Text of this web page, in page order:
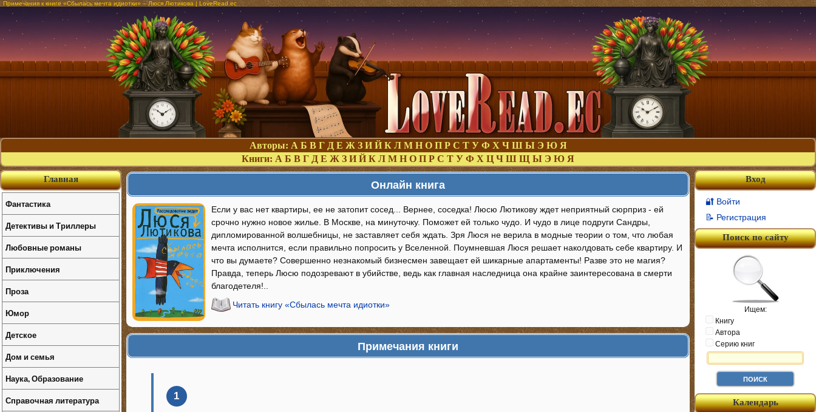
Примечания к книге «Сбылась мечта идиотки» – Люся Лютикова | LoveRead.ec
Авторы: А Б В Г Д Е Ж З И Й К Л М Н О П Р С Т У Ф Х Ч Ш Ы Э Ю Я
Книги: А Б В Г Д Е Ж З И Й К Л М Н О П Р С Т У Ф Х Ц Ч Ш Щ Ы Э Ю Я
Онлайн книга
Если у вас нет квартиры, ее не затопит сосед... Вернее, соседка! Люсю Лютикову ждет неприятный сюрприз - ей
срочно нужно новое жилье. В Москве, на минуточку. Поможет ей только чудо. И чудо в лице подруги Сандры,
дипломированной волшебницы, не заставляет себя ждать. Зря Люся не верила в модные теории о том, что любая
мечта исполнится, если правильно попросить у Вселенной. Поумневшая Люся решает наколдовать себе квартиру. И
что вы думаете? Совершенно незнакомый бизнесмен завещает ей шикарные апартаменты! Разве это не магия?
Правда, теперь Люсю подозревают в убийстве, ведь как главная наследница она крайне заинтересована в смерти
благодетеля!..
Читать книгу «Сбылась мечта идиотки»
Примечания книги
1
Вход
🔐 Войти
📝 Регистрация
Поиск по сайту
Ищем:
Книгу
Автора
Серию книг
Календарь
Главная
Фантастика
Детективы и Триллеры
Любовные романы
Приключения
Проза
Юмор
Детское
Дом и семья
Наука, Образование
Справочная литература